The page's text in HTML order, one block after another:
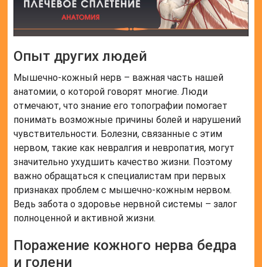
Опыт других людей
Мышечно-кожный нерв – важная часть нашей
анатомии, о которой говорят многие. Люди
отмечают, что знание его топографии помогает
понимать возможные причины болей и нарушений
чувствительности. Болезни, связанные с этим
нервом, такие как невралгия и невропатия, могут
значительно ухудшить качество жизни. Поэтому
важно обращаться к специалистам при первых
признаках проблем с мышечно-кожным нервом.
Ведь забота о здоровье нервной системы – залог
полноценной и активной жизни.
Поражение кожного нерва бедра
и голени